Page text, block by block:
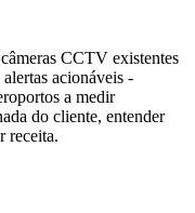
CCTV existentes
acionáveis -
a medir
do cliente, entender
receita.